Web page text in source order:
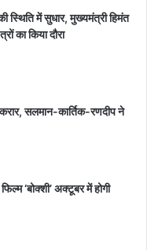
में सुधार, मुख्यमंत्री हिमंत
का किया दौरा
सलमान-कार्तिक-रणदीप ने
‘बोक्शी’ अक्टूबर में होगी